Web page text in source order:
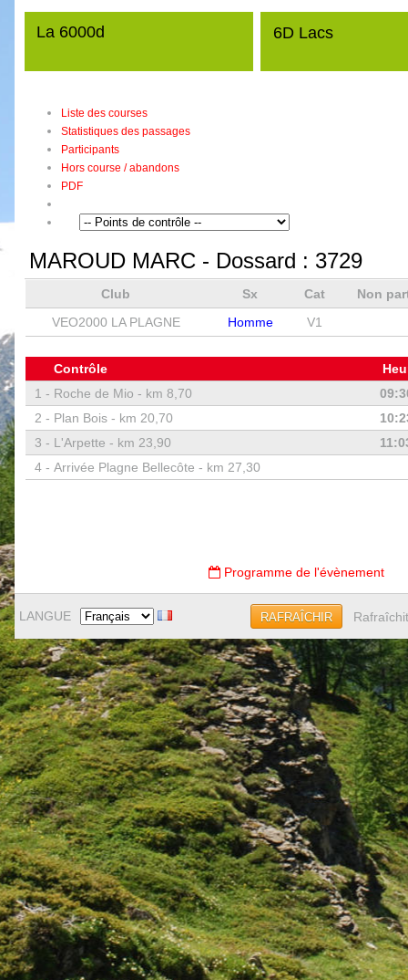
La 6000d 6D Lacs
Liste des courses
Statistiques des passages
Participants
Hors course / abandons
PDF
MAROUD MARC - Dossard : 3729
Club Sx Cat
Non
VEO2000 LA PLAGNE
Homme V1
Contrôle
1 - Roche de Mio - km 8,70
2 - Plan Bois - km 20,70
3 - L'Arpette - km 23,90
4 - Arrivée Plagne Bellecôte - km 27,30
Programme de l'évènement
LANGUE RAFRAÎCHIR